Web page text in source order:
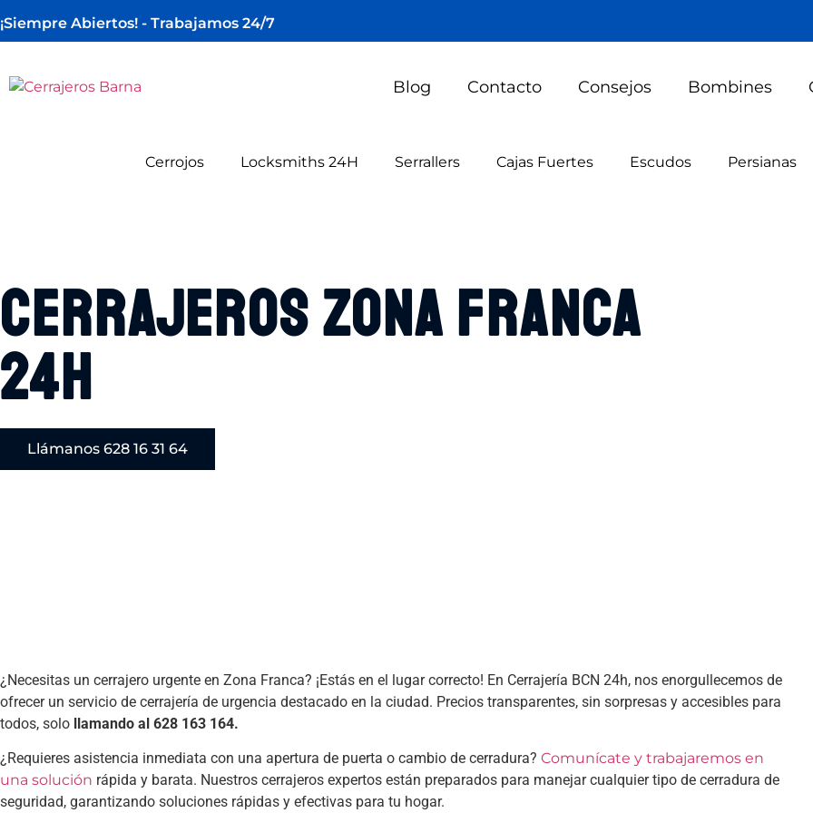
¡Siempre Abiertos! - Trabajamos 24/7
Blog Contacto Consejos Bombines
Cerrojos Locksmiths 24H Serrallers Cajas Fuertes Escudos Persianas
Cerrajeros Zona Franca
24h
Llámanos 628 16 31 64
¿Necesitas un cerrajero urgente en Zona Franca? ¡Estás en el lugar correcto! En Cerrajería BCN 24h, nos enorgullecemos de
ofrecer un servicio de cerrajería de urgencia destacado en la ciudad. Precios transparentes, sin sorpresas y accesibles para
todos, solo llamando al 628 163 164.
¿Requieres asistencia inmediata con una apertura de puerta o cambio de cerradura? Comunícate y trabajaremos en
una solución rápida y barata. Nuestros cerrajeros expertos están preparados para manejar cualquier tipo de cerradura de
seguridad, garantizando soluciones rápidas y efectivas para tu hogar.